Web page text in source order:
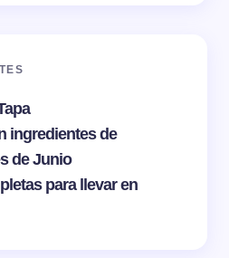
ingredientes de
de Junio
para llevar en